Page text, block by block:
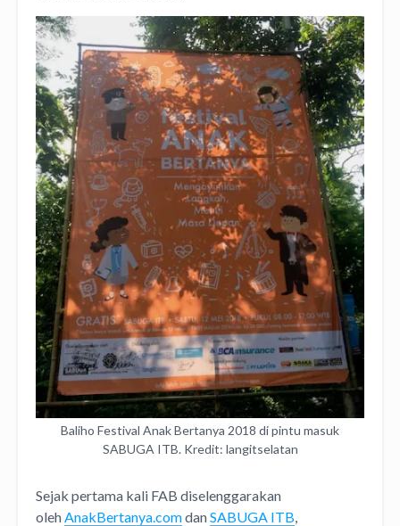
Baliho Festival Anak Bertanya 2018 di pintu masuk
SABUGA ITB. Kredit: langitselatan
Sejak pertama kali FAB diselenggarakan
olehAnakBertanya.comdanSABUGA ITB,